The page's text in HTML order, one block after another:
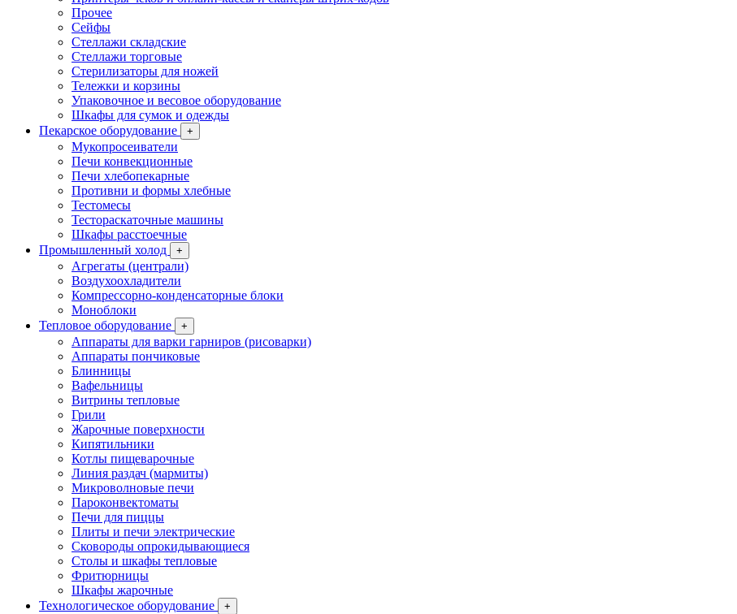
Прочее
Сейфы
Стеллажи складские
Стеллажи торговые
Стерилизаторы для ножей
Тележки и корзины
Упаковочное и весовое оборудование
Шкафы для сумок и одежды
Пекарское оборудование
+
Мукопросеиватели
Печи конвекционные
Печи хлебопекарные
Противни и формы хлебные
Тестомесы
Тестораскаточные машины
Шкафы расстоечные
Промышленный холод
+
Агрегаты (централи)
Воздухоохладители
Компрессорно-конденсаторные блоки
Моноблоки
Тепловое оборудование
+
Аппараты для варки гарниров (рисоварки)
Аппараты пончиковые
Блинницы
Вафельницы
Витрины тепловые
Грили
Жарочные поверхности
Кипятильники
Котлы пищеварочные
Линия раздач (мармиты)
Микроволновые печи
Пароконвектоматы
Печи для пиццы
Плиты и печи электрические
Сковороды опрокидывающиеся
Столы и шкафы тепловые
Фритюрницы
Шкафы жарочные
Технологическое оборудование
+